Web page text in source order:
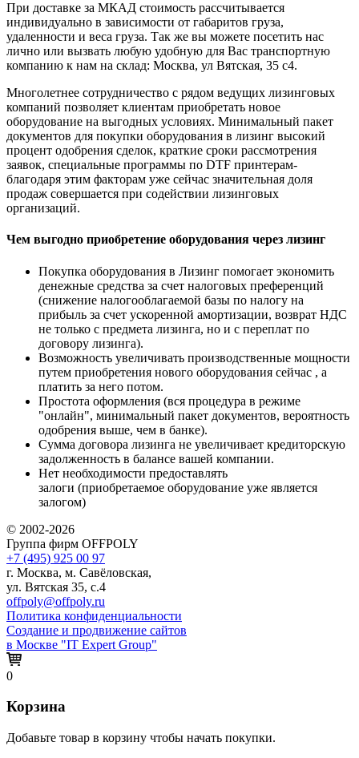
При доставке за МКАД стоимость рассчитывается
индивидуально в зависимости от габаритов груза,
удаленности и веса груза. Так же вы можете посетить нас
лично или вызвать любую удобную для Вас транспортную
компанию к нам на склад: Москва, ул Вятская, 35 c4.
Многолетнее сотрудничество с рядом ведущих лизинговых
компаний позволяет клиентам приобретать новое
оборудование на выгодных условиях. Минимальный пакет
документов для покупки оборудования в лизинг высокий
процент одобрения сделок, краткие сроки рассмотрения
заявок, специальные программы по DTF принтерам-
благодаря этим факторам уже сейчас значительная доля
продаж совершается при содействии лизинговых
организаций.
Чем выгодно приобретение оборудования через лизинг
Покупка оборудования в Лизинг помогает экономить
денежные средства за счет налоговых преференций
(снижение налогооблагаемой базы по налогу на
прибыль за счет ускоренной амортизации, возврат НДС
не только с предмета лизинга, но и с переплат по
договору лизинга).
Возможность увеличивать производственные мощности
путем приобретения нового оборудования сейчас , а
платить за него потом.
Простота оформления (вся процедура в режиме
"онлайн", минимальный пакет документов, вероятность
одобрения выше, чем в банке).
Сумма договора лизинга не увеличивает кредиторскую
задолженность в балансе вашей компании.
Нет необходимости предоставлять
залоги (приобретаемое оборудование уже является
залогом)
© 2002-2026
Группа фирм OFFPOLY
+7 (495) 925 00 97
г. Москва, м. Савёловская,
ул. Вятская 35, с.4
offpoly@offpoly.ru
Политика конфиденциальности
Создание и продвижение сайтов
в Москве "IT Expert Group"
0
Корзина
Добавьте товар в корзину чтобы начать покупки.